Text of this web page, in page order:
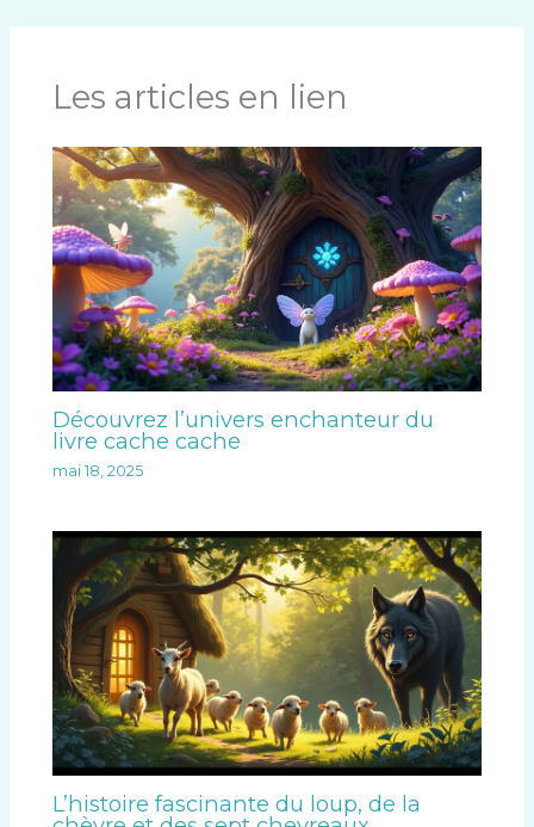
Les articles en lien
Découvrez l’univers enchanteur du
livre cache cache
mai 18, 2025
L’histoire fascinante du loup, de la